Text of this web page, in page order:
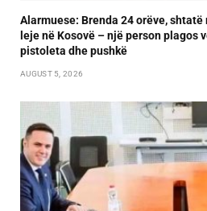
Alarmuese: Brenda 24 orëve,
leje në Kosovë – një person plagos
pistoleta dhe pushkë
AUGUST 5, 2026